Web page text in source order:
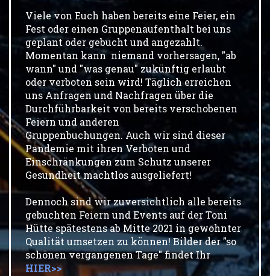
Viele von Euch haben bereits eine Feier, ein
Fest oder einen Gruppenaufenthalt bei uns
geplant oder gebucht und angezahlt.
Momentan kann niemand vorhersagen, "ab
wann" und "was genau" zukünftig erlaubt
oder verboten sein wird! Täglich erreichen
uns Anfragen und Nachfragen über die
Durchführbarkeit von bereits verschobenen
Feiern und anderen
Gruppenbuchungen. Auch wir sind dieser
Pandemie mit ihren Verboten und
Einschränkungen zum Schutz unserer
Gesundheit machtlos ausgeliefert!
Dennoch sind wir zuversichtlich alle bereits
gebuchten Feiern und Events auf der Toni
Hütte spätestens ab Mitte 2021 in gewohnter
Qualität umsetzen zu können! Bilder der "so
schönen vergangenen Tage" findet Ihr
HIER>>